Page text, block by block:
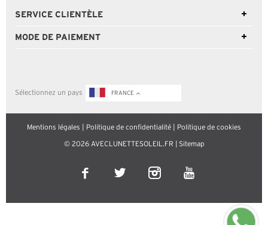
SERVICE CLIENTÈLE
MODE DE PAIEMENT
Sélectionnez un pays FRANCE
Mentions légales Politique de confidentialité Politique de cookies
© 2026 AVECLUNETTESOLEIL.FR | Sitemap